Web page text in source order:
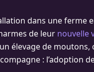
dans une ferme
de leur nouvelle
élevage de moutons,
: l’adoption